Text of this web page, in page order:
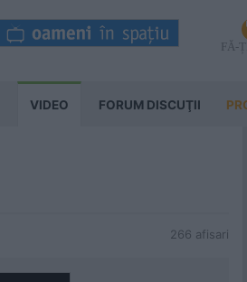
FĂ-
VIDEO FORUM DISCUŢII
266 afisari